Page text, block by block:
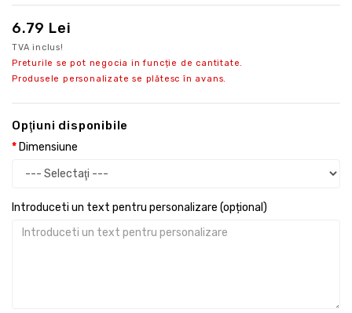
6.79 Lei
TVA inclus!
Preturile se pot negocia in funcție de cantitate.
Produsele personalizate se plătesc în avans.
Opţiuni disponibile
Dimensiune
Introduceti un text pentru personalizare (opțional)